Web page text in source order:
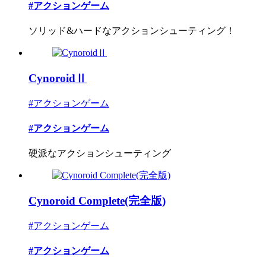
#アクションゲーム
ソリッド&ハードなアクションシューティング！
CynoroidⅡ
#アクションゲーム
#アクションゲーム
硬派なアクションシューティング
Cynoroid Complete(完全版)
#アクションゲーム
#アクションゲーム